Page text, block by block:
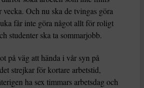
vecka. Och nu ska de tvingas göra
får inte göra något allt för roligt
studenter ska ta sommarjobb.
på väg att hända i vår syn på
strejkar för kortare arbetstid,
ha sex timmars arbetsdag och